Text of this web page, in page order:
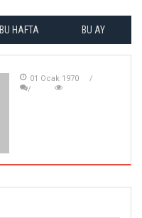
BU HAFTA BU AY
01 Ocak 1970